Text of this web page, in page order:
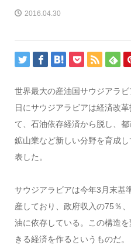
2016.04.30
世界最大の産油国サウジアラ
日にサウジアラビアは経済改
て、石油依存経済から脱し、
鉱山業など新しい分野を育成
表した。
サウジアラビアは今年3月末基
産しており、政府収入の75％
油に依存している。この構造
きる経済を作るというものだ。